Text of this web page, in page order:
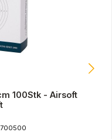
100Stk - Airsoft